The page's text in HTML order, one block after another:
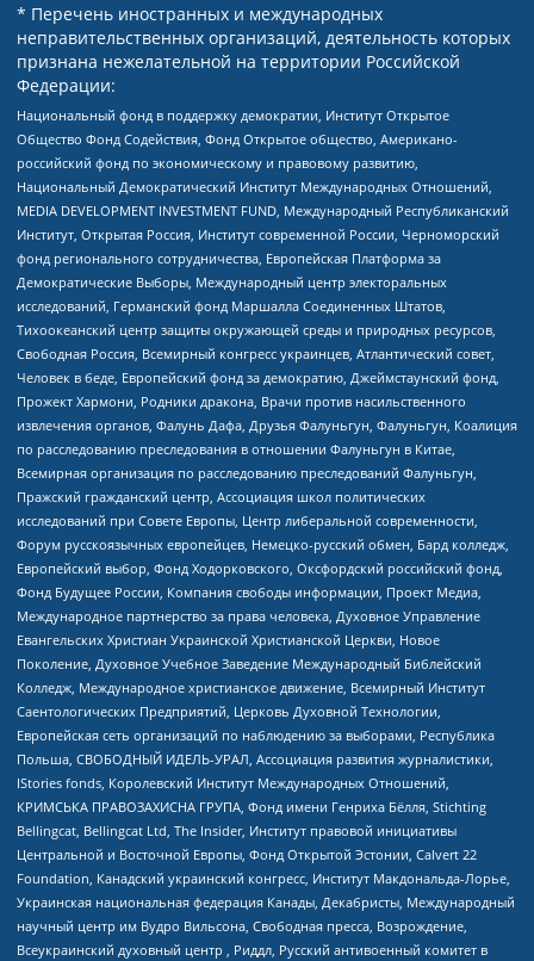
* Перечень иностранных и международных
неправительственных организаций, деятельность которых
признана нежелательной на территории Российской
Федерации:
Национальный фонд в поддержку демократии, Институт Открытое
Общество Фонд Содействия, Фонд Открытое общество, Американо-
российский фонд по экономическому и правовому развитию,
Национальный Демократический Институт Международных Отношений,
MEDIA DEVELOPMENT INVESTMENT FUND, Международный Республиканский
Институт, Открытая Россия, Институт современной России, Черноморский
фонд регионального сотрудничества, Европейская Платформа за
Демократические Выборы, Международный центр электоральных
исследований, Германский фонд Маршалла Соединенных Штатов,
Тихоокеанский центр защиты окружающей среды и природных ресурсов,
Свободная Россия, Всемирный конгресс украинцев, Атлантический совет,
Человек в беде, Европейский фонд за демократию, Джеймстаунский фонд,
Прожект Хармони, Родники дракона, Врачи против насильственного
извлечения органов, Фалунь Дафа, Друзья Фалуньгун, Фалуньгун, Коалиция
по расследованию преследования в отношении Фалуньгун в Китае,
Всемирная организация по расследованию преследований Фалуньгун,
Пражский гражданский центр, Ассоциация школ политических
исследований при Совете Европы, Центр либеральной современности,
Форум русскоязычных европейцев, Немецко-русский обмен, Бард колледж,
Европейский выбор, Фонд Ходорковского, Оксфордский российский фонд,
Фонд Будущее России, Компания свободы информации, Проект Медиа,
Международное партнерство за права человека, Духовное Управление
Евангельских Христиан Украинской Христианской Церкви, Новое
Поколение, Духовное Учебное Заведение Международный Библейский
Колледж, Международное христианское движение, Всемирный Институт
Саентологических Предприятий, Церковь Духовной Технологии,
Европейская сеть организаций по наблюдению за выборами, Республика
Польша, СВОБОДНЫЙ ИДЕЛЬ-УРАЛ, Ассоциация развития журналистики,
IStories fonds, Королевский Институт Международных Отношений,
КРИМСЬКА ПРАВОЗАХИСНА ГРУПА, Фонд имени Генриха Бёлля, Stichting
Bellingcat, Bellingcat Ltd, The Insider, Институт правовой инициативы
Центральной и Восточной Европы, Фонд Открытой Эстонии, Calvert 22
Foundation, Канадский украинский конгресс, Институт Макдональда-Лорье,
Украинская национальная федерация Канады, Декабристы, Международный
научный центр им Вудро Вильсона, Свободная пресса, Возрождение,
Всеукраинский духовный центр , Риддл, Русский антивоенный комитет в